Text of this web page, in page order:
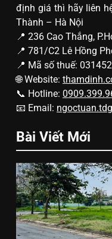
định giá thì hãy liên
Thành – Hà Nội
📍 236 Cao Thắng,
📍 781/C2 Lê Hồng
📍 Mã số thuế:
🌐 Website:
📞 Hotline:
📧 Email:
Bài Viết Mới